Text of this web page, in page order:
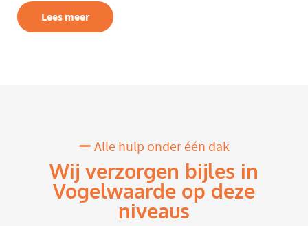
Lees meer
Alle hulp onder één dak
Wij verzorgen bijles in
Vogelwaarde op deze
niveaus